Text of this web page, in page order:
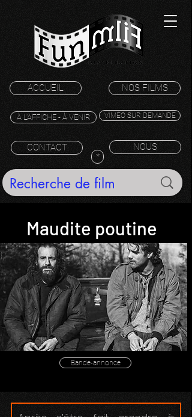
ACCUEIL NOS FILMS
À L'AFFICHE - À VENIR VIMEO SUR DEMANDE
CONTACT
NOUS
*
Maudite poutine
Bande-annonce